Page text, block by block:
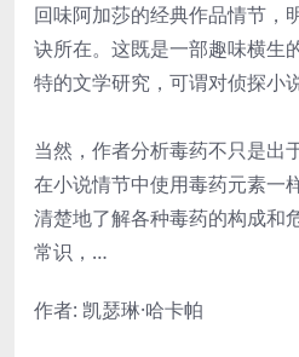
回味阿加莎的经典作品情节，
诀所在。这既是一部趣味横生
特的文学研究，可谓对侦探小
当然，作者分析毒药不只是出
在小说情节中使用毒药元素一
清楚地了解各种毒药的构成和
常识，…
作者: 凯瑟琳·哈卡帕